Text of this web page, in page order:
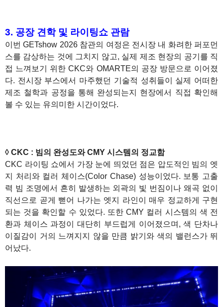
3. 공장 견학 및 라이팅쇼 관람
이번 GETshow 2026 참관의 여정은 전시장 내 화려한 퍼포먼
스를 감상하는 것에 그치지 않고, 실제 제조 현장의 공기를 직
접 느껴보기 위한 CKC와 OMARTE의 공장 방문으로 이어졌
다. 전시장 부스에서 마주했던 기술적 성취들이 실제 어떠한
제조 철학과 공정을 통해 완성되는지 현장에서 직접 확인해
볼 수 있는 유의미한 시간이었다.
◊ CKC : 빔의 완성도와 CMY 시스템의 정교함
CKC 라이팅 쇼에서 가장 눈에 띄었던 점은 압도적인 빔의 엣
지 처리와 컬러 체이스(Color Chase) 성능이었다. 보통 고출
력 빔 조명에서 흔히 발생하는 외곽의 빛 번짐이나 왜곡 없이
직선으로 곧게 뻗어 나가는 엣지 라인이 매우 정교하게 구현
되는 것을 확인할 수 있었다. 또한 CMY 컬러 시스템의 색 전
환과 체이스 과정이 대단히 부드럽게 이어졌으며, 색 단차나
이질감이 거의 느껴지지 않을 만큼 밝기와 색의 밸런스가 뛰
어났다.